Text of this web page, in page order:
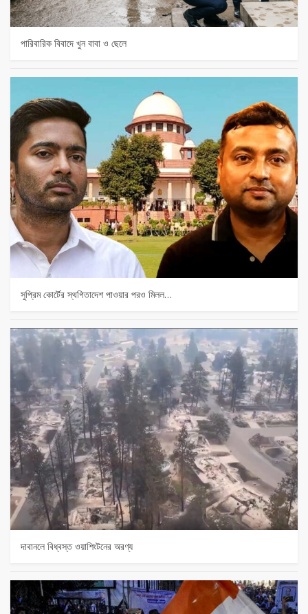
পারিবারিক বিবাদে খুন বাবা ও ছেলে
সুপ্রিম কোর্টের স্থগিতাদেশ পাওয়ার পর‌ও মিলল…
দাবানলে বিধ্বস্ত ওয়াশিংটনের অরণ্য